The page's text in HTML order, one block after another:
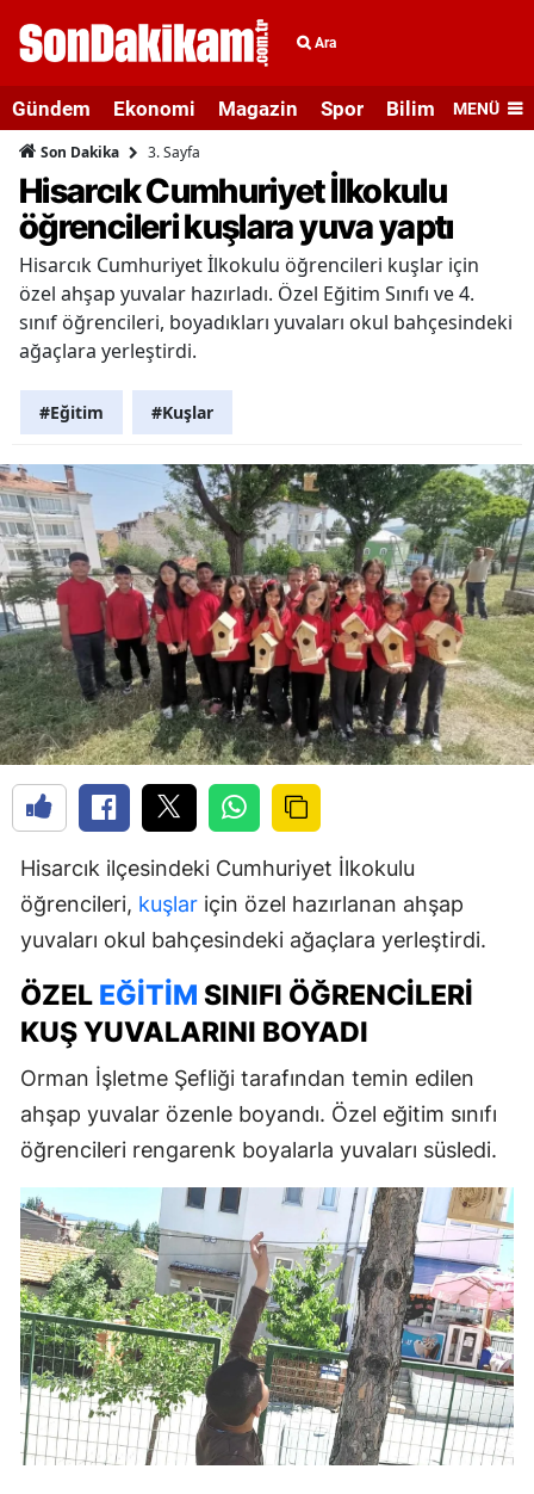
Ara
Gündem Ekonomi Magazin Spor Bilim veMENÜ
Son Dakika 3. Sayfa
Hisarcık Cumhuriyet İlkokulu
öğrencileri kuşlara yuva yaptı
Hisarcık Cumhuriyet İlkokulu öğrencileri kuşlar için
özel ahşap yuvalar hazırladı. Özel Eğitim Sınıfı ve 4.
sınıf öğrencileri, boyadıkları yuvaları okul bahçesindeki
ağaçlara yerleştirdi.
#Eğitim #Kuşlar
Hisarcık ilçesindeki Cumhuriyet İlkokulu
öğrencileri, kuşlar için özel hazırlanan ahşap
yuvaları okul bahçesindeki ağaçlara yerleştirdi.
ÖZEL EĞITIM SINIFI ÖĞRENCILERI
KUŞ YUVALARINI BOYADI
Orman İşletme Şefliği tarafından temin edilen
ahşap yuvalar özenle boyandı. Özel eğitim sınıfı
öğrencileri rengarenk boyalarla yuvaları süsledi.